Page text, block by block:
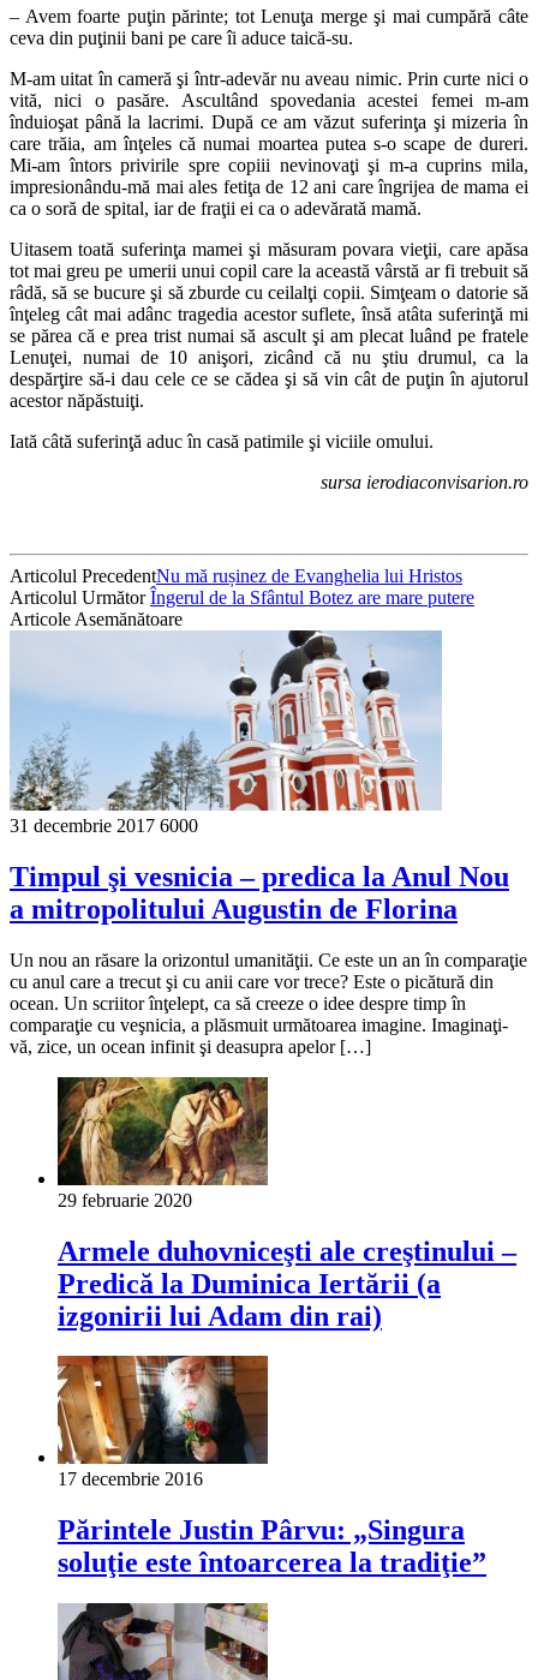
– Avem foarte puţin părinte; tot Lenuţa merge şi mai cumpără câte
ceva din puţinii bani pe care îi aduce taică-su.
M-am uitat în cameră şi într-adevăr nu aveau nimic. Prin curte nici o
vită, nici o pasăre. Ascultând spovedania acestei femei m-am
înduioşat până la lacrimi. După ce am văzut suferinţa şi mizeria în
care trăia, am înţeles că numai moartea putea s-o scape de dureri.
Mi-am întors privirile spre copiii nevinovaţi şi m-a cuprins mila,
impresionându-mă mai ales fetiţa de 12 ani care îngrijea de mama ei
ca o soră de spital, iar de fraţii ei ca o adevărată mamă.
Uitasem toată suferinţa mamei şi măsuram povara vieţii, care apăsa
tot mai greu pe umerii unui copil care la această vârstă ar fi trebuit să
râdă, să se bucure şi să zburde cu ceilalţi copii. Simţeam o datorie să
înţeleg cât mai adânc tragedia acestor suflete, însă atâta suferinţă mi
se părea că e prea trist numai să ascult şi am plecat luând pe fratele
Lenuţei, numai de 10 anişori, zicând că nu ştiu drumul, ca la
despărţire să-i dau cele ce se cădea şi să vin cât de puţin în ajutorul
acestor năpăstuiţi.
Iată câtă suferinţă aduc în casă patimile şi viciile omului.
sursa ierodiaconvisarion.ro
Articolul PrecedentNu mă rușinez de Evanghelia lui Hristos
Articolul UrmătorÎngerul de la Sfântul Botez are mare putere
Articole Asemănătoare
31 decembrie 2017 6000
Timpul şi vesnicia – predica la Anul Nou
a mitropolitului Augustin de Florina
Un nou an răsare la orizontul umanităţii. Ce este un an în comparaţie
cu anul care a trecut şi cu anii care vor trece? Este o picătură din
ocean. Un scriitor înţelept, ca să creeze o idee despre timp în
comparaţie cu veşnicia, a plăsmuit următoarea imagine. Imaginaţi-
vă, zice, un ocean infinit şi deasupra apelor […]
29 februarie 2020
Armele duhovniceşti ale creştinului –
Predică la Duminica Iertării (a
izgonirii lui Adam din rai)
17 decembrie 2016
Părintele Justin Pârvu: „Sin­gura
solu­ţie este întoarcerea la tra­di­ţie”